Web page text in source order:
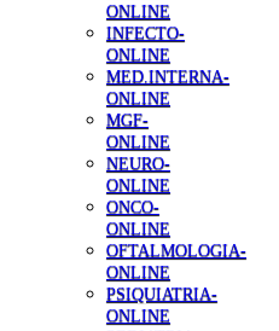
ONLINE
INFECTO-
ONLINE
MED.INTERNA-
ONLINE
MGF-
ONLINE
NEURO-
ONLINE
ONCO-
ONLINE
OFTALMOLOGIA-
ONLINE
PSIQUIATRIA-
ONLINE